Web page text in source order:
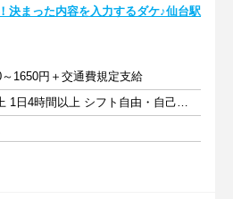
決まった内容を入力するダケ♪仙台駅
1650円＋交通費規定支給
週2日以上 1日4時間以上 シフト自由・自己申告